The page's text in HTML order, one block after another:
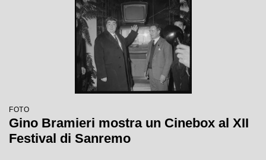
FOTO
Gino Bramieri mostra un Cinebox al XII
Festival di Sanremo